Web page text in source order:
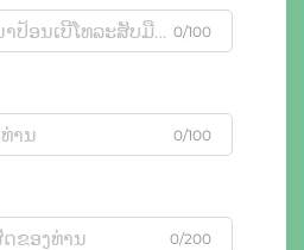
0/100
0/100
0/200